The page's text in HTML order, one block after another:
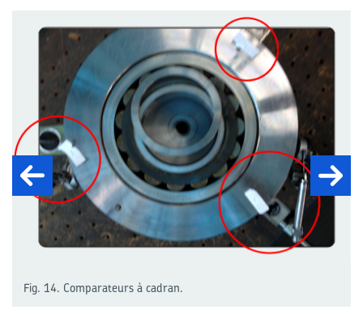
Fig. 14. Comparateurs à cadran.